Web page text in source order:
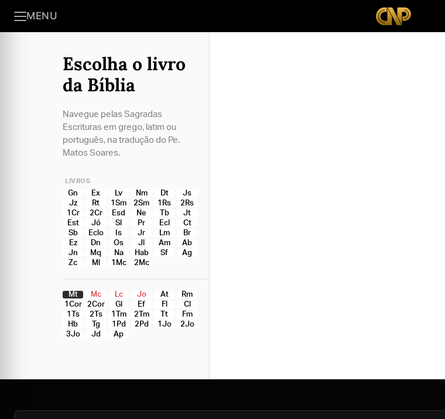
MENU
Escolha o livro
da Bíblia
Navegue pelas Sagradas
Escrituras em grego, latim ou
português, na tradução do Pe.
Matos Soares.
LIVROS
Gn Ex Lv Nm Dt
Js
Jz
Rt 1Sm 2Sm 1Rs
2Rs
1Cr
2Cr Esd Ne Tb
Jt
Est
Jó Sl Pr Ecl
Ct
Sb
Eclo Is Jr Lm
Br
Ez
Dn Os Jl Am
Ab
Jn
Mq Na Hab Sf
Ag
Zc
Ml 1Mc 2Mc
Mt Mc Lc Jo At
Rm
1Cor
2Cor Gl Ef Fl
Cl
1Ts
2Ts 1Tm 2Tm Tt
Fm
Hb
Tg 1Pd 2Pd 1Jo
2Jo
3Jo
Jd Ap